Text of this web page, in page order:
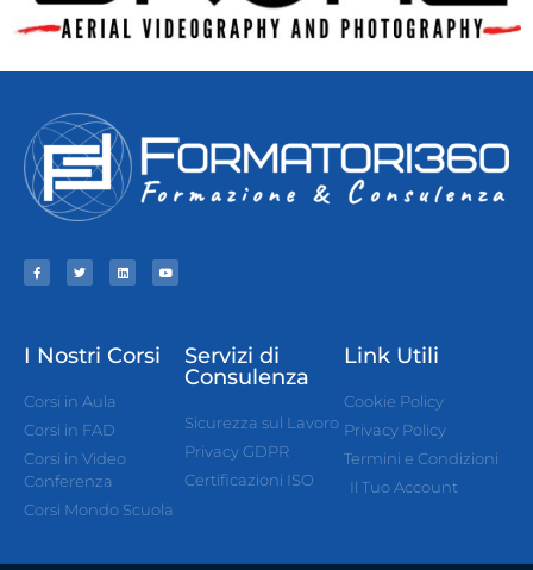
I Nostri Corsi
Corsi in Aula
Corsi in FAD
Corsi in Video
Conferenza
Corsi Mondo Scuola
Servizi di
Consulenza
Sicurezza sul Lavoro
Privacy GDPR
Certificazioni ISO
Link Utili
Cookie Policy
Privacy Policy
Termini e Condizioni
Il Tuo Account